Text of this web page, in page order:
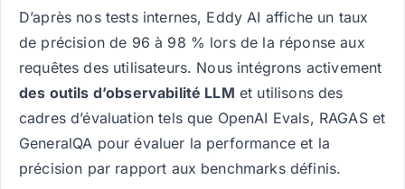
D’après nos tests internes, Eddy AI affiche un taux
de précision de 96 à 98 % lors de la réponse aux
requêtes des utilisateurs. Nous intégrons activement
des outils d’observabilité LLM et utilisons des
cadres d’évaluation tels que OpenAI Evals, RAGAS et
GeneralQA pour évaluer la performance et la
précision par rapport aux benchmarks définis.